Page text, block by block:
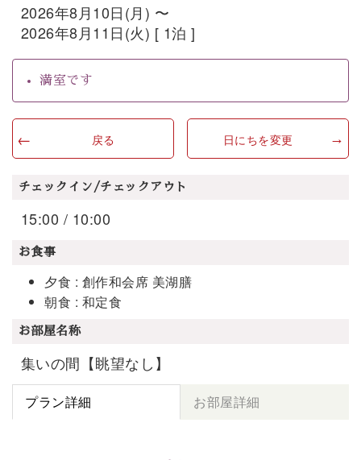
2026年8月10日(月) 〜
2026年8月11日(火) [ 1泊 ]
満室です
戻る 日にちを変更
チェックイン/チェックアウト
15:00 / 10:00
お食事
夕食 : 創作和会席 美湖膳
朝食 : 和定食
お部屋名称
集いの間【眺望なし】
プラン詳細 お部屋詳細